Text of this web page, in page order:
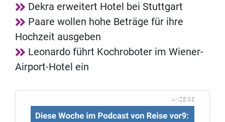
Dekra erweitert Hotel bei Stuttgart
Paare wollen hohe Beträge für ihre
Hochzeit ausgeben
Leonardo führt Kochroboter im Wiener-
Airport-Hotel ein
ANZEIGE